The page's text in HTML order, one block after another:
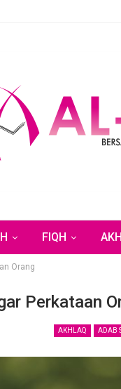
FIQH
Orang
Perkataan
AKHLAQ ADAB